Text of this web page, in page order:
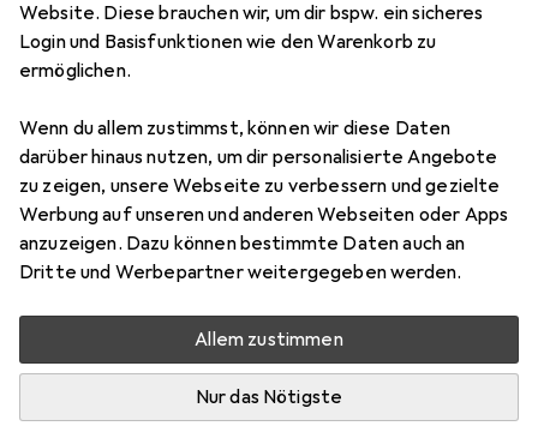
Website. Diese brauchen wir, um dir bspw. ein sicheres
Login und Basisfunktionen wie den Warenkorb zu
ermöglichen.
Wenn du allem zustimmst, können wir diese Daten
darüber hinaus nutzen, um dir personalisierte Angebote
zu zeigen, unsere Webseite zu verbessern und gezielte
Werbung auf unseren und anderen Webseiten oder Apps
anzuzeigen. Dazu können bestimmte Daten auch an
Dritte und Werbepartner weitergegeben werden.
Allem zustimmen
Nur das Nötigste
MENGENRABATT
Real Techniques Blush Brush
Rouge
Preis in EUR inkl. MwSt.
EUR
13,41
Schneller lieferbar
Bewertungen